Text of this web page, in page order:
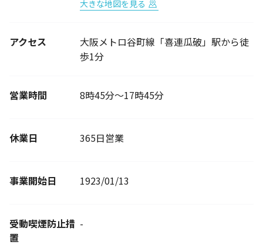
大きな地図を見る
アクセス
大阪メトロ谷町線「喜連瓜破」駅から徒
歩1分
営業時間 8時45分～17時45分
休業日 365日営業
事業開始日 1923/01/13
受動喫煙防止措
置
-